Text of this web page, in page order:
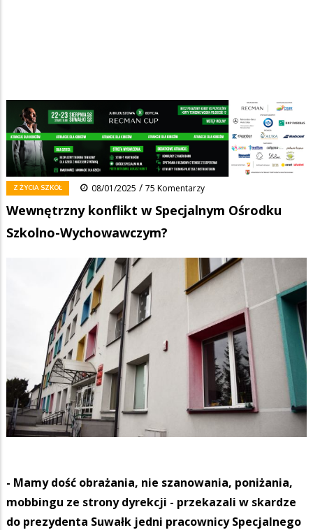
Ścieżka
nawigacyjna
Strona główna/Wiadomości/Z życia szkół/
Wewnętrzny konflikt w Specjalnym Ośrodku Szkolno-Wychowawczym?
FacebookPinterestTumblr Reddit Share
Z ŻYCIA SZKÓŁ 08/01/2025 / 75 Komentarzy
Wewnętrzny konflikt w Specjalnym Ośrodku
Szkolno-Wychowawczym?
- Mamy dość obrażania, nie szanowania, poniżania,
mobbingu ze strony dyrekcji - przekazali w skardze
do prezydenta Suwałk jedni pracownicy Specjalnego